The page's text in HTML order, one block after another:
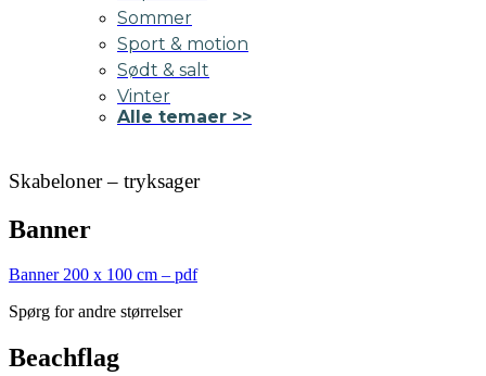
Sommer
Sport & motion
Sødt & salt
Vinter
Alle temaer >>
Skabeloner – tryksager
Banner
Banner 200 x 100 cm – pdf
Spørg for andre størrelser
Beachflag